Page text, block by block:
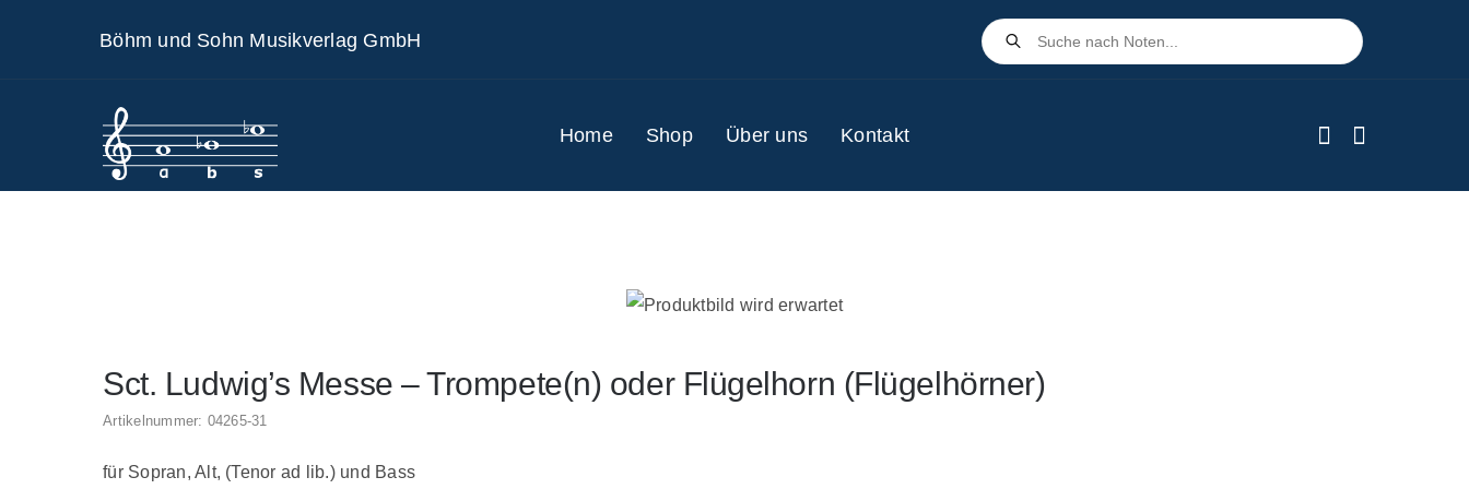
Böhm und Sohn Musikverlag GmbH
Products
search
Home Shop Über uns Kontakt
Sct. Ludwig’s Messe – Trompete(n) oder Flügelhorn (Flügelhörner)
Artikelnummer: 04265-31
für Sopran, Alt, (Tenor ad lib.) und Bass